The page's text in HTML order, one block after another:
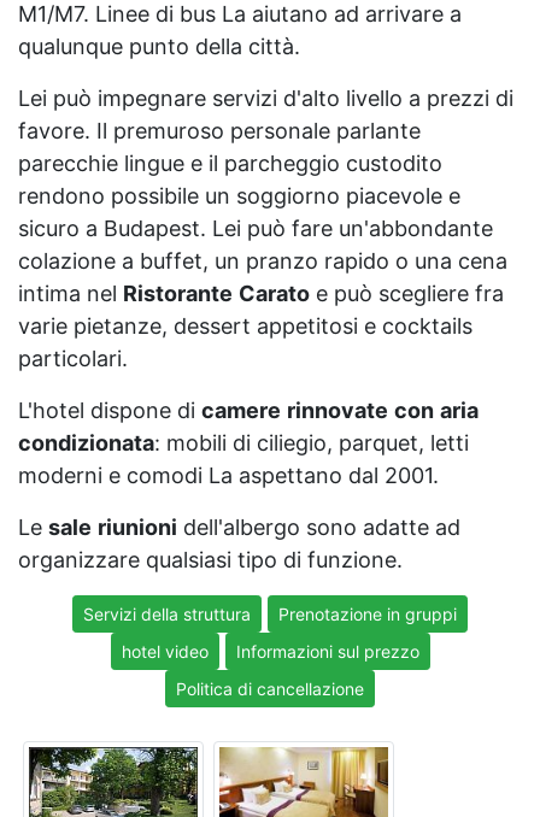
M1/M7. Linee di bus La aiutano ad arrivare a
qualunque punto della città.
Lei può impegnare servizi d'alto livello a prezzi di
favore. Il premuroso personale parlante
parecchie lingue e il parcheggio custodito
rendono possibile un soggiorno piacevole e
sicuro a Budapest. Lei può fare un'abbondante
colazione a buffet, un pranzo rapido o una cena
intima nel Ristorante Carato e può scegliere fra
varie pietanze, dessert appetitosi e cocktails
particolari.
L'hotel dispone di camere rinnovate con aria
condizionata: mobili di ciliegio, parquet, letti
moderni e comodi La aspettano dal 2001.
Le sale riunioni dell'albergo sono adatte ad
organizzare qualsiasi tipo di funzione.
Servizi della struttura
Prenotazione in gruppi
hotel video
Informazioni sul prezzo
Politica di cancellazione